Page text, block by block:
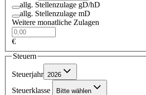
allg. Stellenzulage gD/hD
allg. Stellenzulage mD
Weitere monatliche Zulagen
€
Steuern
Steuerjahr 2026
Steuerklasse Bitte wählen